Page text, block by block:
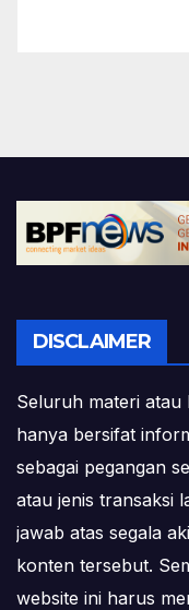
DISCLAIMER
Seluruh materi atau
hanya bersifat
sebagai pegangan
atau jenis transaksi
jawab atas segala
konten tersebut.
website ini harus